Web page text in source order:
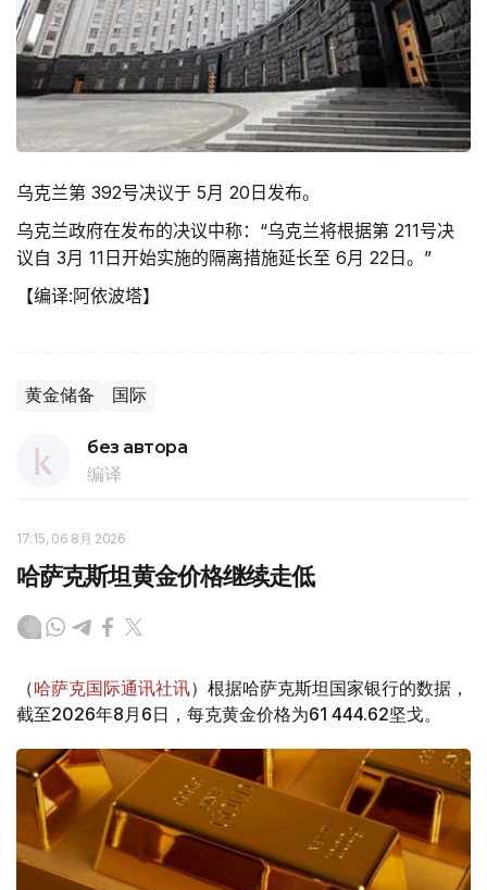
乌克兰第 392号决议于 5月 20日发布。
乌克兰政府在发布的决议中称：“乌克兰将根据第 211号决
议自 3月 11日开始实施的隔离措施延长至 6月 22日。”
【编译:阿依波塔】
黄金储备 国际
без автора
编译
17:15, 06 8月 2026
哈萨克斯坦黄金价格继续走低
（哈萨克国际通讯社讯）根据哈萨克斯坦国家银行的数据，
截至2026年8月6日，每克黄金价格为61 444.62坚戈。